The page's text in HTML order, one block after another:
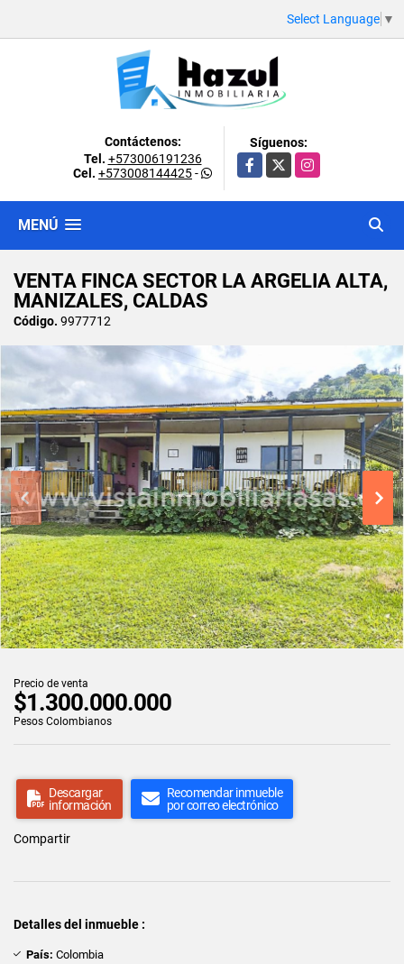
Select Language ▼
Contáctenos:
Tel. +573006191236
Cel. +573008144425-
Síguenos:
Facebook
X Instagram
MENÚ
VENTA FINCA SECTOR LA ARGELIA ALTA,
MANIZALES, CALDAS
Código. 9977712
Precio de venta
$1.300.000.000
Pesos Colombianos
Descargar
información
Recomendar inmueble
por correo electrónico
Compartir
Detalles del inmueble :
País: Colombia